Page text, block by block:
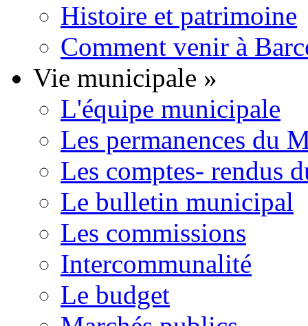
Histoire et patrimoine
Comment venir à
Vie municipale »
L'équipe municipale
Les permanences du
Les comptes- rendus
Le bulletin municipal
Les commissions
Intercommunalité
Le budget